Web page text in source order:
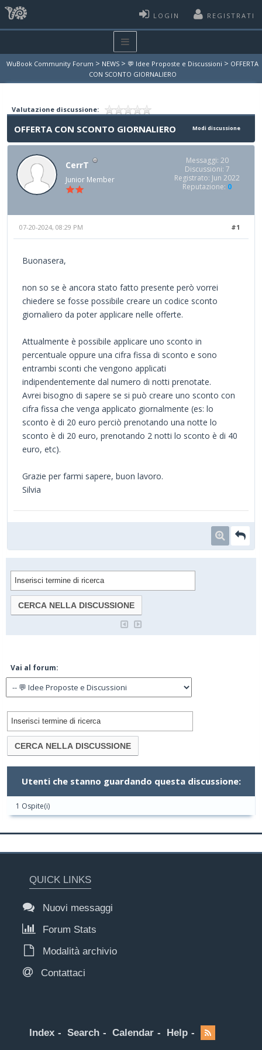
LOGIN REGISTRATI
WuBook Community Forum > NEWS > 💬 Idee Proposte e Discussioni > OFFERTA
CON SCONTO GIORNALIERO
Valutazione discussione:
Modi discussione
OFFERTA CON SCONTO GIORNALIERO
CerrT
Junior Member
Messaggi: 20
Discussioni: 7
Registrato: Jun 2022
Reputazione: 0
#1
07-20-2024, 08:29 PM
Buonasera,
non so se è ancora stato fatto presente però vorrei
chiedere se fosse possibile creare un codice sconto
giornaliero da poter applicare nelle offerte.
Attualmente è possibile applicare uno sconto in
percentuale oppure una cifra fissa di sconto e sono
entrambi sconti che vengono applicati
indipendentemente dal numero di notti prenotate.
Avrei bisogno di sapere se si può creare uno sconto con
cifra fissa che venga applicato giornalmente (es: lo
sconto è di 20 euro perciò prenotando una notte lo
sconto è di 20 euro, prenotando 2 notti lo sconto è di 40
euro, etc).
Grazie per farmi sapere, buon lavoro.
Silvia
Vai al forum:
Utenti che stanno guardando questa discussione:
1 Ospite(i)
QUICK LINKS
Nuovi messaggi
Forum Stats
Modalità archivio
Contattaci
Index Search Calendar Help